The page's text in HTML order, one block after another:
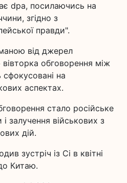
dpa, посилаючись на
згідно з
правди".
від джерел
вівторка обговорення між
на
аспектах.
стало російське
залучення військових з
дій.
зустріч із Сі в квітні
Китаю.